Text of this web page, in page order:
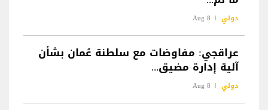
دولي 8 Aug
عراقجي: مفاوضات مع سلطنة عُمان بشأن
آلية إدارة مضيق...
دولي 8 Aug